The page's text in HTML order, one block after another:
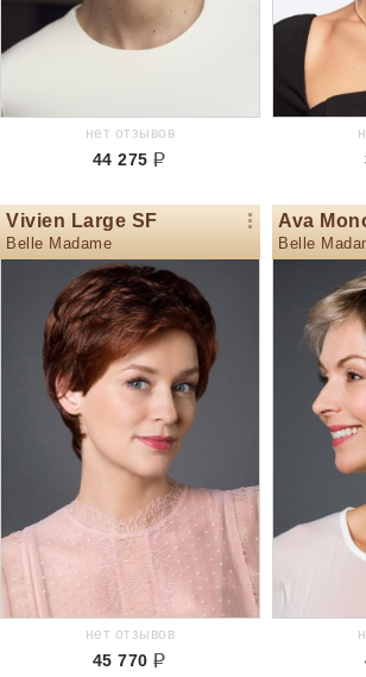
нет отзывов
44 275
Vivien Large SF
Belle Madame
нет отзывов
45 770
Ava
Belle